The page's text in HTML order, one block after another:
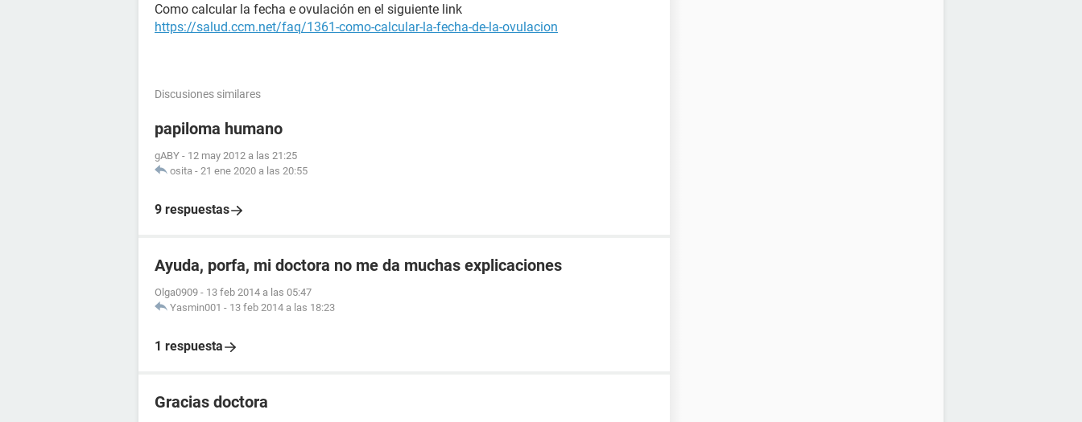
Como calcular la fecha e ovulación en el siguiente link
https://salud.ccm.net/faq/1361-como-calcular-la-fecha-de-la-ovulacion
Discusiones similares
papiloma humano
gABY - 12 may 2012 a las 21:25
osita - 21 ene 2020 a las 20:55
9 respuestas
Ayuda, porfa, mi doctora no me da muchas explicaciones
Olga0909 - 13 feb 2014 a las 05:47
Yasmin001 - 13 feb 2014 a las 18:23
1 respuesta
Gracias doctora